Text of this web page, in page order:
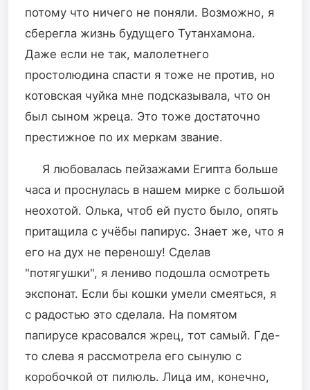
потому что ничего не поняли. Возможно, я
сберегла жизнь будущего Тутанхамона.
Даже если не так, малолетнего
простолюдина спасти я тоже не против, но
котовская чуйка мне подсказывала, что он
был сыном жреца. Это тоже достаточно
престижное по их меркам звание.
Я любовалась пейзажами Египта больше
часа и проснулась в нашем мирке с большой
неохотой. Олька, чтоб ей пусто было, опять
притащила с учёбы папирус. Знает же, что я
его на дух не переношу! Сделав
"потягушки", я лениво подошла осмотреть
экспонат. Если бы кошки умели смеяться, я
с радостью это сделала. На помятом
папирусе красовался жрец, тот самый. Где-
то слева я рассмотрела его сынулю с
коробочкой от пилюль. Лица им, конечно,